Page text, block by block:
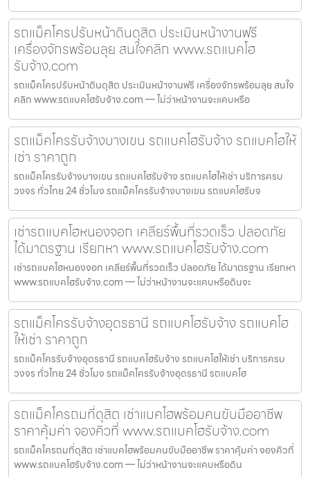
รถแม็คโครปรับหน้าดินดุสิต ประเมินหน้างานฟรี
เครื่องจักรพร้อมลุย สนใจคลิก www.รถแบคโฮ
รับจ้าง.com
รถแม็คโครปรับหน้าดินดุสิต ประเมินหน้างานฟรี เครื่องจักรพร้อมลุย สนใจ
คลิก www.รถแบคโฮรับจ้าง.com — ไม่ว่าหน้างานจะแคบหรือ
รถแม็คโครรับจ้างบางเขน รถแบคโฮรับจ้าง รถแบคโฮให้
เช่า ราคาถูก
รถแม็คโครรับจ้างบางเขน รถแบคโฮรับจ้าง รถแบคโฮให้เช่า บริการครบ
วงจร ทั่วไทย 24 ชั่วโมง รถแม็คโครรับจ้างบางเขน รถแบคโฮรับจ
เช่ารถแบคโฮหนองจอก เคลียร์พื้นที่รวดเร็ว ปลอดภัย
ได้มาตรฐาน เรียกหา www.รถแบคโฮรับจ้าง.com
เช่ารถแบคโฮหนองจอก เคลียร์พื้นที่รวดเร็ว ปลอดภัย ได้มาตรฐาน เรียกหา
www.รถแบคโฮรับจ้าง.com — ไม่ว่าหน้างานจะแคบหรือดินจะ
รถแม็คโครรับจ้างอุดรธานี รถแบคโฮรับจ้าง รถแบคโฮ
ให้เช่า ราคาถูก
รถแม็คโครรับจ้างอุดรธานี รถแบคโฮรับจ้าง รถแบคโฮให้เช่า บริการครบ
วงจร ทั่วไทย 24 ชั่วโมง รถแม็คโครรับจ้างอุดรธานี รถแบคโฮ
รถแม็คโครถมที่ดุสิต เช่าแบคโฮพร้อมคนขับมืออาชีพ
ราคาคุ้มค่า จองคิวที่ www.รถแบคโฮรับจ้าง.com
รถแม็คโครถมที่ดุสิต เช่าแบคโฮพร้อมคนขับมืออาชีพ ราคาคุ้มค่า จองคิวที่
www.รถแบคโฮรับจ้าง.com — ไม่ว่าหน้างานจะแคบหรือดิน